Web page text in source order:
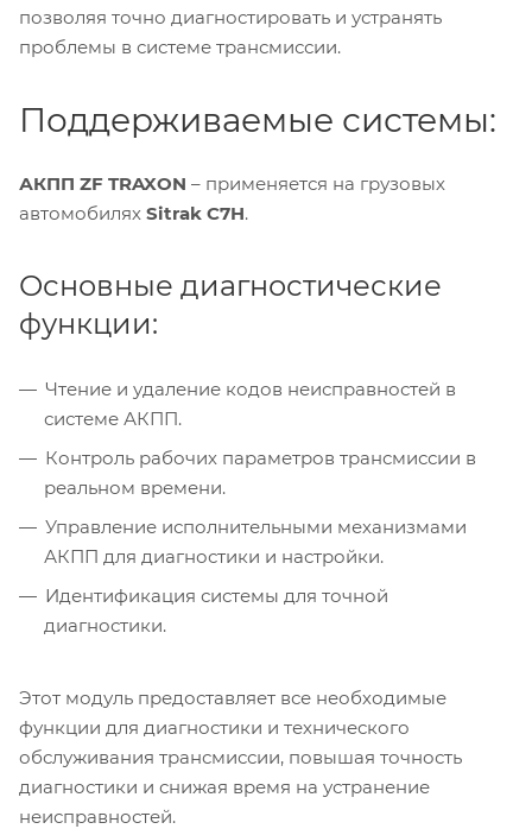
позволяя точно диагностировать и устранять
проблемы в системе трансмиссии.
Поддерживаемые системы:
АКПП ZF TRAXON – применяется на грузовых
автомобилях Sitrak C7H.
Основные диагностические
функции:
Чтение и удаление кодов неисправностей в
системе АКПП.
Контроль рабочих параметров трансмиссии в
реальном времени.
Управление исполнительными механизмами
АКПП для диагностики и настройки.
Идентификация системы для точной
диагностики.
Этот модуль предоставляет все необходимые
функции для диагностики и технического
обслуживания трансмиссии, повышая точность
диагностики и снижая время на устранение
неисправностей.